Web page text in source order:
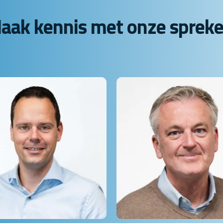
kennis met onze